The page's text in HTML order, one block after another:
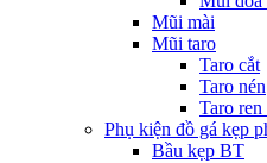
Mũi mài
Mũi taro
Taro cắt
Taro nén
Taro ren
Phụ kiện đồ gá kẹp
Bầu kẹp BT